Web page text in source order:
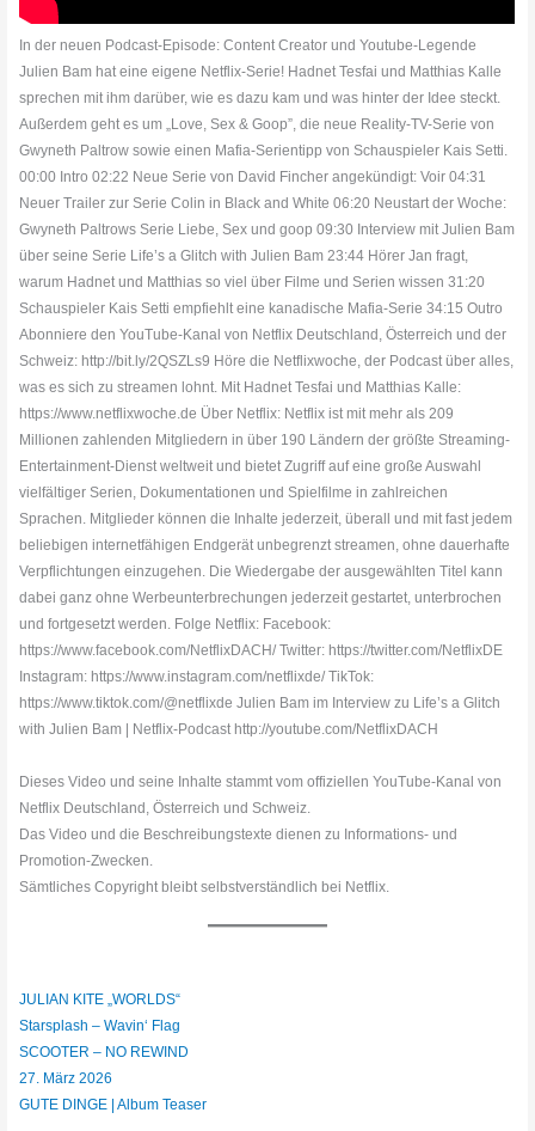
In der neuen Podcast-Episode: Content Creator und Youtube-Legende
Julien Bam hat eine eigene Netflix-Serie! Hadnet Tesfai und Matthias Kalle
sprechen mit ihm darüber, wie es dazu kam und was hinter der Idee steckt.
Außerdem geht es um „Love, Sex & Goop”, die neue Reality-TV-Serie von
Gwyneth Paltrow sowie einen Mafia-Serientipp von Schauspieler Kais Setti.
00:00 Intro 02:22 Neue Serie von David Fincher angekündigt: Voir 04:31
Neuer Trailer zur Serie Colin in Black and White 06:20 Neustart der Woche:
Gwyneth Paltrows Serie Liebe, Sex und goop 09:30 Interview mit Julien Bam
über seine Serie Life’s a Glitch with Julien Bam 23:44 Hörer Jan fragt,
warum Hadnet und Matthias so viel über Filme und Serien wissen 31:20
Schauspieler Kais Setti empfiehlt eine kanadische Mafia-Serie 34:15 Outro
Abonniere den YouTube-Kanal von Netflix Deutschland, Österreich und der
Schweiz: http://bit.ly/2QSZLs9 Höre die Netflixwoche, der Podcast über alles,
was es sich zu streamen lohnt. Mit Hadnet Tesfai und Matthias Kalle:
https://www.netflixwoche.de Über Netflix: Netflix ist mit mehr als 209
Millionen zahlenden Mitgliedern in über 190 Ländern der größte Streaming-
Entertainment-Dienst weltweit und bietet Zugriff auf eine große Auswahl
vielfältiger Serien, Dokumentationen und Spielfilme in zahlreichen
Sprachen. Mitglieder können die Inhalte jederzeit, überall und mit fast jedem
beliebigen internetfähigen Endgerät unbegrenzt streamen, ohne dauerhafte
Verpflichtungen einzugehen. Die Wiedergabe der ausgewählten Titel kann
dabei ganz ohne Werbeunterbrechungen jederzeit gestartet, unterbrochen
und fortgesetzt werden. Folge Netflix: Facebook:
https://www.facebook.com/NetflixDACH/ Twitter: https://twitter.com/NetflixDE
Instagram: https://www.instagram.com/netflixde/ TikTok:
https://www.tiktok.com/@netflixde Julien Bam im Interview zu Life’s a Glitch
with Julien Bam | Netflix-Podcast http://youtube.com/NetflixDACH
Dieses Video und seine Inhalte stammt vom offiziellen YouTube-Kanal von
Netflix Deutschland, Österreich und Schweiz.
Das Video und die Beschreibungstexte dienen zu Informations- und
Promotion-Zwecken.
Sämtliches Copyright bleibt selbstverständlich bei Netflix.
JULIAN KITE „WORLDS“
Starsplash – Wavin‘ Flag
SCOOTER – NO REWIND
27. März 2026
GUTE DINGE | Album Teaser